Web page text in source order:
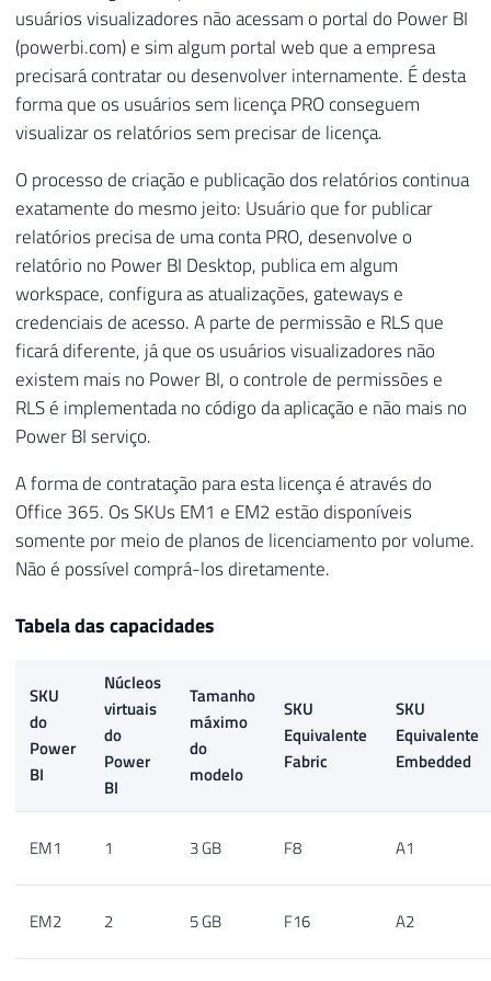
usuários visualizadores não acessam o portal do Power BI
(powerbi.com) e sim algum portal web que a empresa
precisará contratar ou desenvolver internamente. É desta
forma que os usuários sem licença PRO conseguem
visualizar os relatórios sem precisar de licença.
O processo de criação e publicação dos relatórios continua
exatamente do mesmo jeito: Usuário que for publicar
relatórios precisa de uma conta PRO, desenvolve o
relatório no Power BI Desktop, publica em algum
workspace, configura as atualizações, gateways e
credenciais de acesso. A parte de permissão e RLS que
ficará diferente, já que os usuários visualizadores não
existem mais no Power BI, o controle de permissões e
RLS é implementada no código da aplicação e não mais no
Power BI serviço.
A forma de contratação para esta licença é através do
Office 365. Os SKUs EM1 e EM2 estão disponíveis
somente por meio de planos de licenciamento por volume.
Não é possível comprá-los diretamente.
Tabela das capacidades
SKU
do
Power
BI
Núcleos
virtuais
do
Power
BI
Tamanho
máximo
do
modelo
SKU
Equivalente
Fabric
SKU
Equivalente
Embedded
EM1 1 3 GB F8 A1
EM2 2 5 GB F16 A2